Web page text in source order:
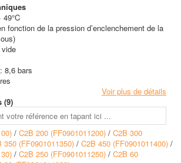
49°C
fonction de la pression d’enclenchement de la
8,6 bars
Voir plus de détails
(9)
/ C2B 200 (FF0901011200) / C2B 300
350 (FF0901011350) / C2B 450 (FF0901011400) /
/ C2B 250 (FF0901011250) / C2B 60